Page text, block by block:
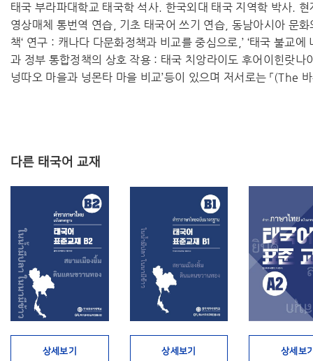
태국 부라파대학교 태국학 석사. 한국외대 태국 지역학 박사.
영상매체 통번역 연습, 기초 태국어 쓰기 연습, 동남아시아 문
책‘ 연구 : 캐나다 다문화정책과 비교를 중심으로,’ ‘태국 불교
과 정부 통합정책의 상호 작용 : 태국 치앙라이도 후어이힌랏나
넝따오 마을과 넝몬타 마을 비교’등이 있으며 저서로는 「(The
다른 태국어 교재
상세보기 상세보기 상세보